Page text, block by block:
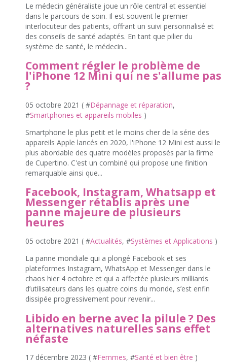
Le médecin généraliste joue un rôle central et essentiel
dans le parcours de soin. Il est souvent le premier
interlocuteur des patients, offrant un suivi personnalisé et
des conseils de santé adaptés. En tant que pilier du
système de santé, le médecin...
Comment régler le problème de
l'iPhone 12 Mini qui ne s'allume pas
?
05 octobre 2021 ( #Dépannage et réparation,
#Smartphones et appareils mobiles )
Smartphone le plus petit et le moins cher de la série des
appareils Apple lancés en 2020, l'iPhone 12 Mini est aussi le
plus abordable des quatre modèles proposés par la firme
de Cupertino. C'est un combiné qui propose une finition
remarquable ainsi que...
Facebook, Instagram, Whatsapp et
Messenger rétablis après une
panne majeure de plusieurs
heures
05 octobre 2021 ( #Actualités, #Systèmes et Applications )
La panne mondiale qui a plongé Facebook et ses
plateformes Instagram, WhatsApp et Messenger dans le
chaos hier 4 octobre et qui a affectée plusieurs milliards
d’utilisateurs dans les quatre coins du monde, s’est enfin
dissipée progressivement pour revenir...
Libido en berne avec la pilule ? Des
alternatives naturelles sans effet
néfaste
17 décembre 2023 ( #Femmes, #Santé et bien être )